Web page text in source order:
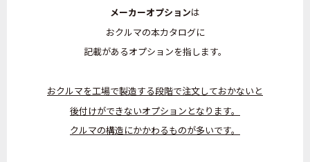
メーカーオプションは
おクルマの本カタログに
記載があるオプションを指します。
おクルマを工場で製造する段階で注文しておかないと
後付けができないオプションとなります。
クルマの構造にかかわるものが多いです。